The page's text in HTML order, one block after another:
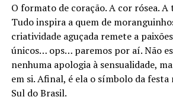
O formato de coração. A cor rósea.
Tudo inspira a quem de
criatividade aguçada remete a
únicos… ops… paremos por aí. Não
nenhuma apologia à sensualidade,
em si. Afinal, é ela o símbolo da festa
Sul do Brasil.